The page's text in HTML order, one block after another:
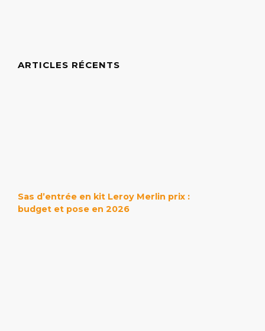
ARTICLES RÉCENTS
Sas d’entrée en kit Leroy Merlin prix :
budget et pose en 2026